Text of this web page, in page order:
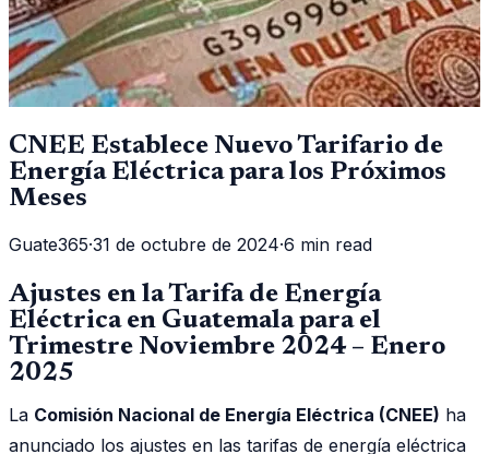
CNEE Establece Nuevo Tarifario de
Energía Eléctrica para los Próximos
Meses
Guate365·31 de octubre de 2024·6 min read
Ajustes en la Tarifa de Energía
Eléctrica en Guatemala para el
Trimestre Noviembre 2024 – Enero
2025
La Comisión Nacional de Energía Eléctrica (CNEE) ha
anunciado los ajustes en las tarifas de energía eléctrica